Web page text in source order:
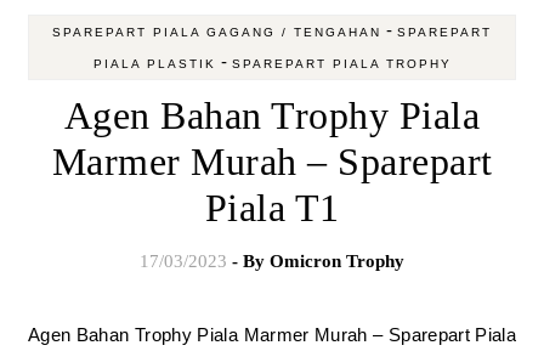
SPAREPART PIALA GAGANG / TENGAHAN - SPAREPART
PIALA PLASTIK - SPAREPART PIALA TROPHY
Agen Bahan Trophy Piala
Marmer Murah – Sparepart
Piala T1
17/03/2023 - By Omicron Trophy
Agen Bahan Trophy Piala Marmer Murah – Sparepart Piala